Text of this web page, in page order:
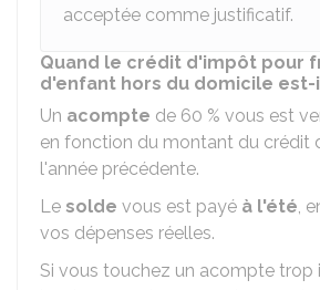
acceptée comme justificatif.
Quand le crédit d'impôt pour
d'enfant hors du domicile est-
Un acompte de 60 % vous est
en fonction du montant du crédit
l'année précédente.
Le solde vous est payé à l'été,
vos dépenses réelles.
Si vous touchez un acompte trop